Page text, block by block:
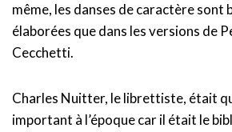
même, les danses de caractère sont
élaborées que dans les versions de
Cecchetti.
Charles Nuitter, le librettiste, était
important à l’époque car il était le